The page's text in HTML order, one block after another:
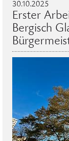
30.10.2025
Erster
Bergisch